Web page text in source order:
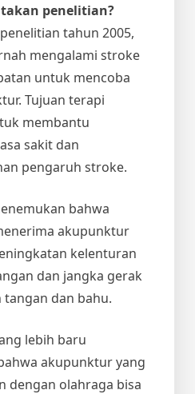
penelitian?
tahun 2005,
mengalami stroke
untuk mencoba
Tujuan terapi
membantu
sakit dan
pengaruh stroke.
bahwa
akupunktur
kelenturan
dan jangka gerak
dan bahu.
lebih baru
akupunktur yang
dengan olahraga bisa